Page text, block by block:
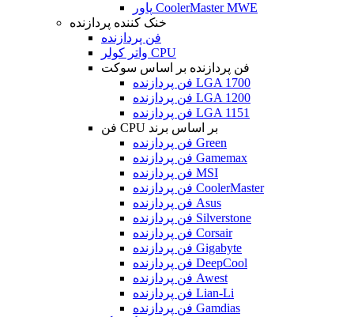
پاور CoolerMaster MWE
خنک کننده پردازنده
فن پردازنده
واتر کولر CPU
فن پردازنده بر اساس سوکت
فن پردازنده LGA 1700
فن پردازنده LGA 1200
فن پردازنده LGA 1151
فن CPU بر اساس برند
فن پردازنده Green
فن پردازنده Gamemax
فن پردازنده MSI
فن پردازنده CoolerMaster
فن پردازنده Asus
فن پردازنده Silverstone
فن پردازنده Corsair
فن پردازنده Gigabyte
فن پردازنده DeepCool
فن پردازنده Awest
فن پردازنده Lian-Li
فن پردازنده Gamdias